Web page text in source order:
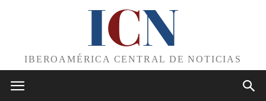
ICN
IBEROAMÉRICA CENTRAL DE NOTICIAS